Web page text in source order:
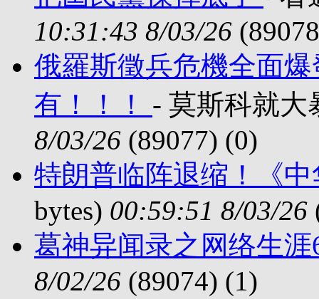
10:31:43 8/03/26
俄羅斯徵兵危機全面
有！！！ - 莫斯科就大
8/03/26 (89077) (0)
特朗普临阵退缩！《
bytes) 00:59:51 8/03/26
葛神异闻录之网络生
8/02/26 (89074) (1)